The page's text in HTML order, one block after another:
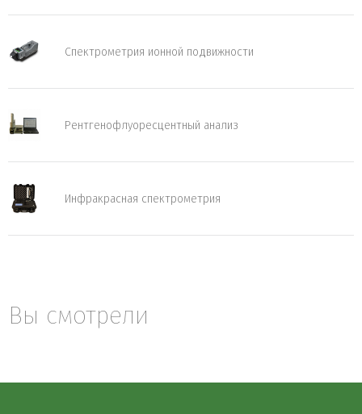
Спектрометрия ионной подвижности
Рентгенофлуоресцентный анализ
Инфракрасная спектрометрия
Вы смотрели